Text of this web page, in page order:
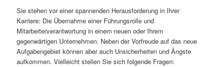
Sie stehen vor einer spannenden Herausforderung in Ihrer
Karriere: Die Übernahme einer Führungsrolle und
Mitarbeiterverantwortung in einem neuen oder Ihrem
gegenwärtigen Unternehmen. Neben der Vorfreude auf das neue
Aufgabengebiet können aber auch Unsicherheiten und Ängste
aufkommen. Vielleicht stellen Sie sich folgende Fragen: